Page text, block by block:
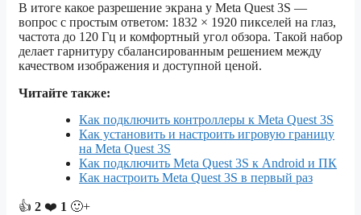
В итоге какое разрешение экрана у Meta Quest 3S —
вопрос с простым ответом: 1832 × 1920 пикселей на глаз,
частота до 120 Гц и комфортный угол обзора. Такой набор
делает гарнитуру сбалансированным решением между
качеством изображения и доступной ценой.
Читайте также:
Как подключить контроллеры к Meta Quest 3S
Как установить и настроить игровую границу
на Meta Quest 3S
Как подключить Meta Quest 3S к Android и ПК
Как настроить Meta Quest 3S в первый раз
👍 2 ❤️ 1 🙂+